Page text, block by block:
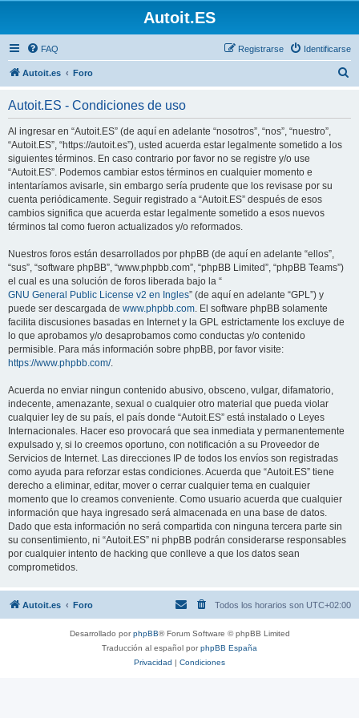
Autoit.ES
FAQ Identificarse
Registrarse
Autoit.es Foro
Autoit.ES - Condiciones de uso
Al ingresar en “Autoit.ES” (de aquí en adelante “nosotros”, “nos”, “nuestro”,
“Autoit.ES”, “https://autoit.es”), usted acuerda estar legalmente sometido a los
siguientes términos. En caso contrario por favor no se registre y/o use
“Autoit.ES”. Podemos cambiar estos términos en cualquier momento e
intentaríamos avisarle, sin embargo sería prudente que los revisase por su
cuenta periódicamente. Seguir registrado a “Autoit.ES” después de esos
cambios significa que acuerda estar legalmente sometido a esos nuevos
términos tal como fueron actualizados y/o reformados.
Nuestros foros están desarrollados por phpBB (de aquí en adelante “ellos”,
“sus”, “software phpBB”, “www.phpbb.com”, “phpBB Limited”, “phpBB Teams”)
el cual es una solución de foros liberada bajo la “
GNU General Public License v2 en Ingles” (de aquí en adelante “GPL”) y
puede ser descargada de www.phpbb.com. El software phpBB solamente
facilita discusiones basadas en Internet y la GPL estrictamente los excluye de
lo que aprobamos y/o desaprobamos como conductas y/o contenido
permisible. Para más información sobre phpBB, por favor visite:
https://www.phpbb.com/.
Acuerda no enviar ningun contenido abusivo, obsceno, vulgar, difamatorio,
indecente, amenazante, sexual o cualquier otro material que pueda violar
cualquier ley de su país, el país donde “Autoit.ES” está instalado o Leyes
Internacionales. Hacer eso provocará que sea inmediata y permanentemente
expulsado y, si lo creemos oportuno, con notificación a su Proveedor de
Servicios de Internet. Las direcciones IP de todos los envíos son registradas
como ayuda para reforzar estas condiciones. Acuerda que “Autoit.ES” tiene
derecho a eliminar, editar, mover o cerrar cualquier tema en cualquier
momento que lo creamos conveniente. Como usuario acuerda que cualquier
información que haya ingresado será almacenada en una base de datos.
Dado que esta información no será compartida con ninguna tercera parte sin
su consentimiento, ni “Autoit.ES” ni phpBB podrán considerarse responsables
por cualquier intento de hacking que conlleve a que los datos sean
comprometidos.
Autoit.es Foro Todos los horarios son UTC+02:00
Desarrollado porphpBB® Forum Software © phpBB Limited
Traducción al español porphpBB España
Privacidad | Condiciones